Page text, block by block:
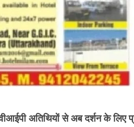
वीआईपी अतिथियों से अब दर्शन के